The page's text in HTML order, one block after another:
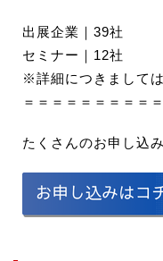
出展企業｜39社
セミナー｜12社
※詳細につきまして
＝＝＝＝＝＝＝＝＝
たくさんのお申し込